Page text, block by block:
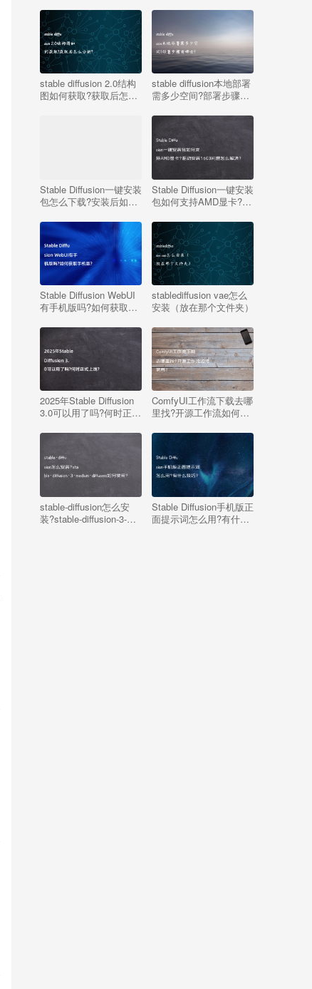
stable diffusion 2.0结构
图如何获取?获取后怎么
stable diffusion本地部署
需多少空间?部署步骤有
Stable Diffusion一键安装
包怎么下载?安装后如何
Stable Diffusion一键安装
包如何支持AMD显卡?驱
决?
Stable Diffusion WebUI
有手机版吗?如何获取手
stablediffusion vae怎么
安装（放在那个文件夹）
2025年Stable Diffusion
3.0可以用了吗?何时正式
ComfyUI工作流下载去哪
里找?开源工作流如何使
stable-diffusion怎么安
装?stable-diffusion-3-
Stable Diffusion手机版正
面提示词怎么用?有什么